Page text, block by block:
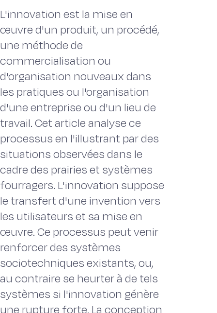
L'innovation est la mise en
œuvre d'un produit, un procédé,
une méthode de
commercialisation ou
d'organisation nouveaux dans
les pratiques ou l'organisation
d'une entreprise ou d'un lieu de
travail. Cet article analyse ce
processus en l'illustrant par des
situations observées dans le
cadre des prairies et systèmes
fourragers. L'innovation suppose
le transfert d'une invention vers
les utilisateurs et sa mise en
œuvre. Ce processus peut venir
renforcer des systèmes
sociotechniques existants, ou,
au contraire se heurter à de tels
systèmes si l'innovation génère